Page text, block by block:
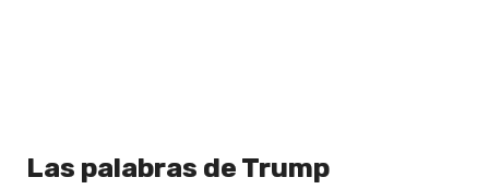
Las palabras de Trump